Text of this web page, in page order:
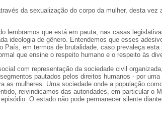
da sexualização do corpo da mulher, desta vez
lembramos que está em pauta, nas casas
ideologia de gênero. Entendemos que esses
País, em termos de brutalidade, caso prevaleça esta
que ensine o respeito humano e o respeito às
com representação da sociedade civil
pautados pelos direitos humanos - por
as mulheres. Uma sociedade onde a população
reivindicamos das autoridades, em particular o
O estado não pode permanecer silente